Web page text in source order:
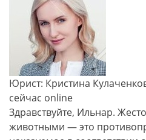
Юрист: Кристина
сейчас online
Здравствуйте, Ильнар.
животными — это